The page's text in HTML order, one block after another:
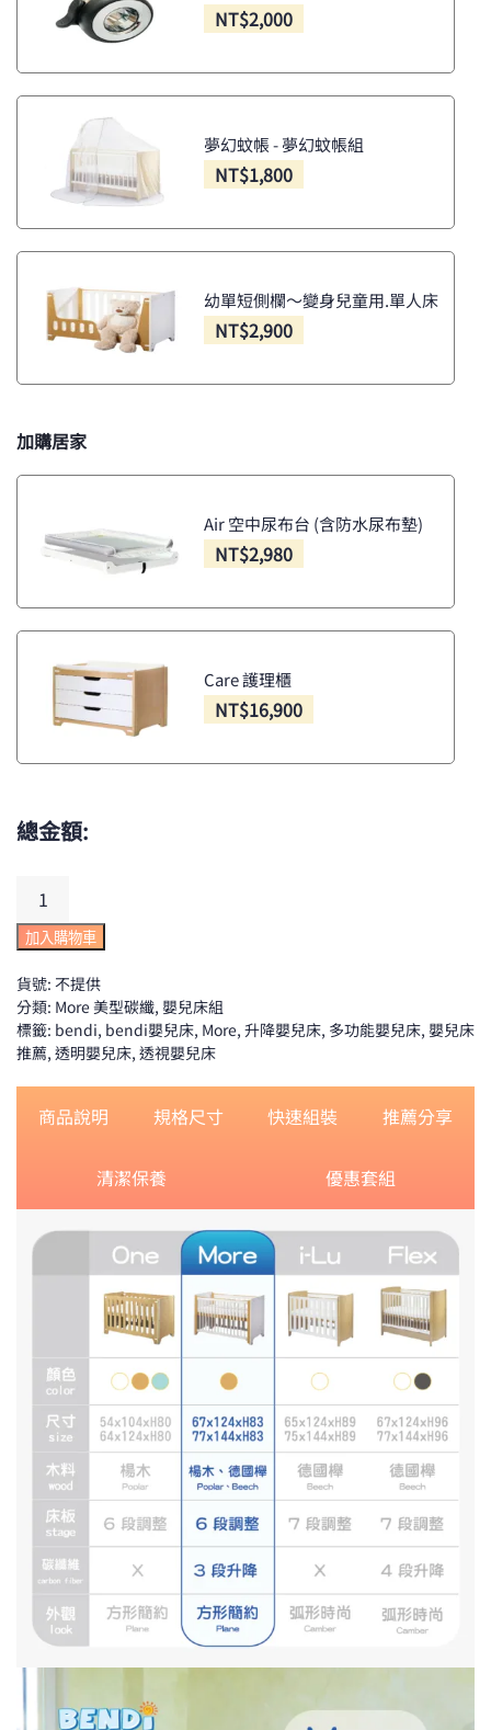
NT$2,000
夢幻蚊帳 - 夢幻蚊帳組
NT$1,800
幼單短側欄～變身兒童用.單人床
NT$2,900
加購居家
Air 空中尿布台 (含防水尿布墊)
NT$2,980
Care 護理櫃
NT$16,900
總金額:
More
型
纖
升
降
加入購物車
貨號: 不提供
分類: More 美型碳纖, 嬰兒床組
標籤: bendi, bendi嬰兒床, More, 升降嬰兒床, 多功能嬰兒床, 嬰兒床
推薦, 透明嬰兒床, 透視嬰兒床
商品說明 規格尺寸 快速組裝 推薦分享
清潔保養 優惠套組